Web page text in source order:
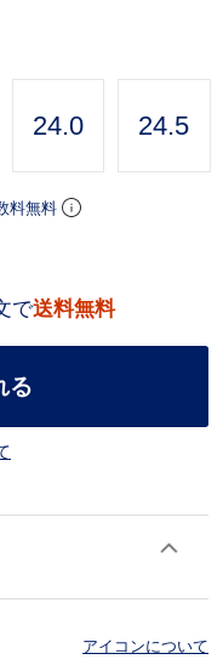
24.0 24.5
料無料
で送料無料
る
アイコンについて